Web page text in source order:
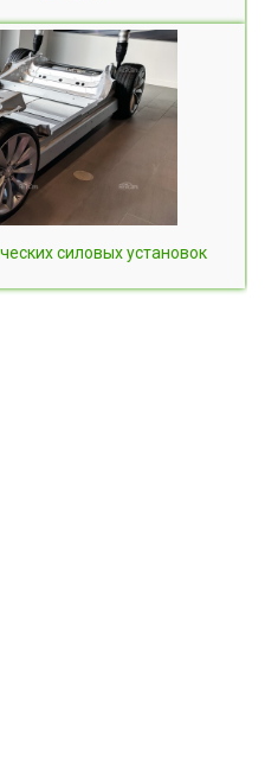
силовых установок